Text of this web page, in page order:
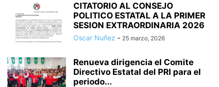
CITATORIO AL CONSEJO
POLITICO ESTATAL A LA PRIMER
SESION EXTRAORDINARIA 2026
Oscar Nuñez - 25 marzo, 2026
Renueva dirigencia el Comite
Directivo Estatal del PRI para el
periodo...